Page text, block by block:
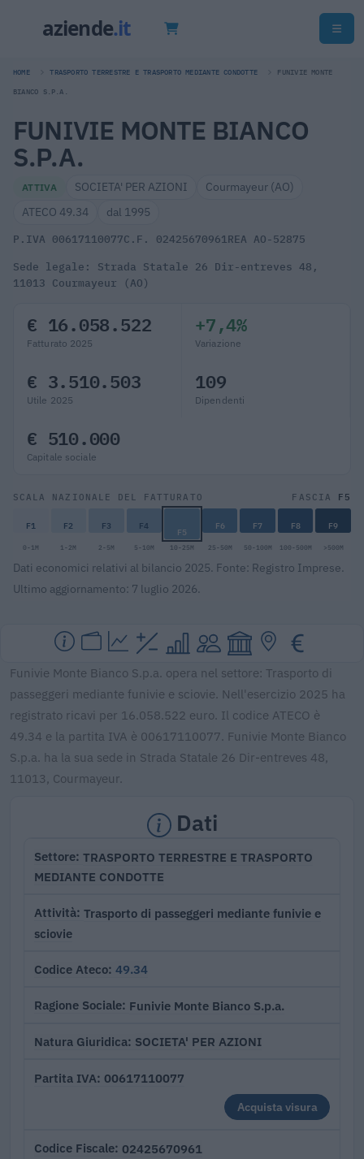
HOME TRASPORTO TERRESTRE E TRASPORTO MEDIANTE CONDOTTE FUNIVIE MONTE
BIANCO S.P.A.
FUNIVIE MONTE BIANCO
S.P.A.
ATTIVA SOCIETA' PER AZIONI
Courmayeur (AO)
ATECO 49.34
dal 1995
P.IVA 00617110077C.F. 02425670961REA AO-52875
Sede legale: Strada Statale 26 Dir-entreves 48,
11013 Courmayeur (AO)
€ 16.058.522
Fatturato 2025
+7,4%
Variazione
€ 3.510.503
Utile 2025
109
Dipendenti
€ 510.000
Capitale sociale
SCALA NAZIONALE DEL FATTURATO FASCIA F5
F1 F2 F3 F4 F5 F6 F7 F8 F9
0-1M 1-2M 2-5M 5-10M 10-25M 25-50M 50-100M 100-500M >500M
Dati economici relativi al bilancio 2025. Fonte: Registro Imprese.
Ultimo aggiornamento: 7 luglio 2026.
Funivie Monte Bianco S.p.a. opera nel settore: Trasporto di
passeggeri mediante funivie e sciovie. Nell'esercizio 2025 ha
registrato ricavi per 16.058.522 euro. Il codice ATECO è
49.34 e la partita IVA è 00617110077. Funivie Monte Bianco
S.p.a. ha la sua sede in Strada Statale 26 Dir-entreves 48,
11013, Courmayeur.
Dati
Settore TRASPORTO TERRESTRE E TRASPORTO
MEDIANTE CONDOTTE
Attività Trasporto di passeggeri mediante funivie e
sciovie
Codice Ateco 49.34
Ragione Sociale Funivie Monte Bianco S.p.a.
Natura Giuridica SOCIETA' PER AZIONI
Partita IVA 00617110077
Acquista visura
Codice Fiscale 02425670961